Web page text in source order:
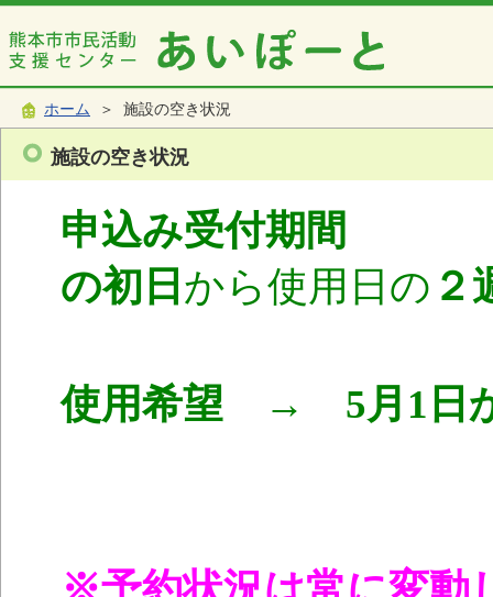
ホーム ＞ 施設の空き状況
施設の空き状況
申込み受付期間
の初日 から使用日の ２
使用希望 → 5月1日か